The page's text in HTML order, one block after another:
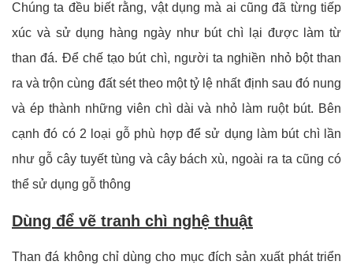
Chúng ta đều biết rằng, vật dụng mà ai cũng đã từng tiếp
xúc và sử dụng hàng ngày như bút chì lại được làm từ
than đá. Để chế tạo bút chì, người ta nghiền nhỏ bột than
ra và trộn cùng đất sét theo một tỷ lệ nhất định sau đó nung
và ép thành những viên chì dài và nhỏ làm ruột bút. Bên
cạnh đó có 2 loại gỗ phù hợp để sử dụng làm bút chì lần
như gỗ cây tuyết tùng và cây bách xù, ngoài ra ta cũng có
thể sử dụng gỗ thông
Dùng để vẽ tranh chì nghệ thuật
Than đá không chỉ dùng cho mục đích sản xuất phát triển